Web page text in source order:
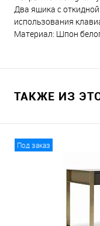
Два ящика с
использования
Материал: Шпон
ТАКЖЕ ИЗ
Под заказ